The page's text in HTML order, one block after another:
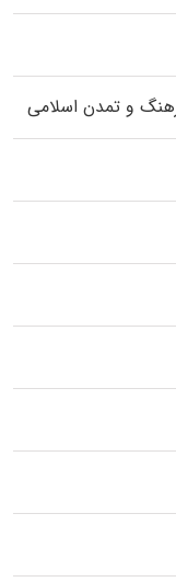
و تمدن اسلامی